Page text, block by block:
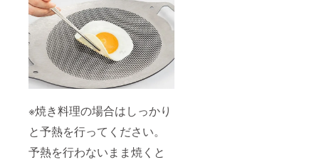
※焼き料理の場合はしっかり
と予熱を行ってください。
予熱を行わないまま焼くと